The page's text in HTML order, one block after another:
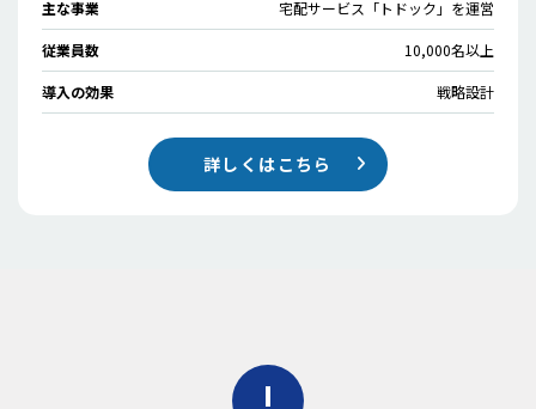
主な事業 宅配サービス「トドック」を運営
従業員数 10,000名以上
導入の効果 戦略設計
詳しくはこちら